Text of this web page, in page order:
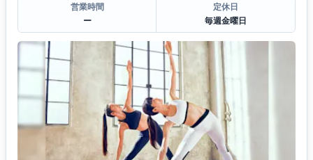
営業時間
ー
定休日
毎週金曜日